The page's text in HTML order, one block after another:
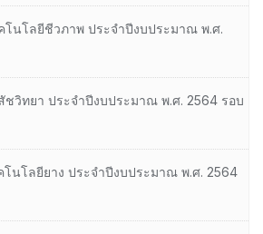
โนโลยีชีวภาพ ประจำปีงบประมาณ พ.ศ.
ชวิทยา ประจำปีงบประมาณ พ.ศ. 2564 รอบ
โนโลยียาง ประจำปีงบประมาณ พ.ศ. 2564